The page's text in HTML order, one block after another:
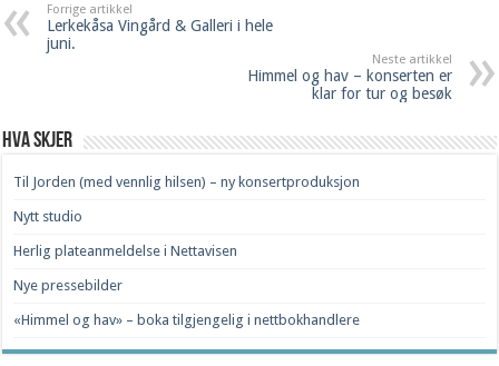
Forrige artikkel
Lerkekåsa Vingård & Galleri i hele
juni.
Neste artikkel
Himmel og hav – konserten er
klar for tur og besøk
Hva skjer
Til Jorden (med vennlig hilsen) – ny konsertproduksjon
Nytt studio
Herlig plateanmeldelse i Nettavisen
Nye pressebilder
«Himmel og hav» – boka tilgjengelig i nettbokhandlere